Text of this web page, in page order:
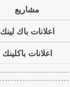
مشاريع
اعلانات باك لينك
اعلانات باكلينك